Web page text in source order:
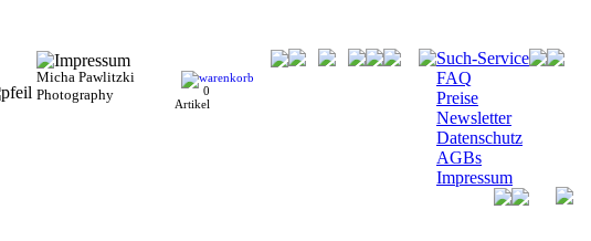
Such-Service
FAQ
Preise
Newsletter
Datenschutz
AGBs
Impressum
0
Artikel
Micha Pawlitzki
Photography